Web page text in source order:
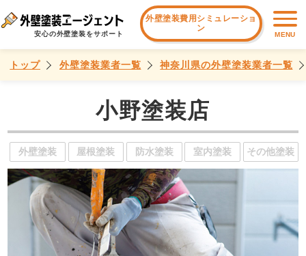
安心の外壁塗装をサポート
外壁塗装費用シミュレーショ
ン
MENU
トップ 外壁塗装業者一覧 神奈川県の外壁塗装業者一覧
小野塗装店
外壁塗装 屋根塗装 防水塗装 室内塗装 その他塗装